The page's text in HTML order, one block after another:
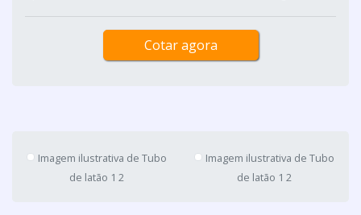
Cotar agora